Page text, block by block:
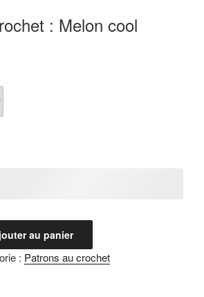
: Melon cool
au panier
: Patrons au crochet